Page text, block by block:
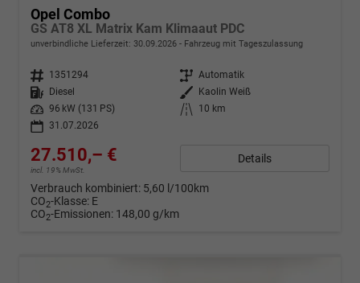
Opel Combo
GS AT8 XL Matrix Kam Klimaaut PDC
unverbindliche Lieferzeit: 30.09.2026 Fahrzeug mit Tageszulassung
Fahrzeugnr. 1351294 Getriebe Automatik
Kraftstoff
Diesel Außenfarbe
Kaolin Weiß
Leistung
96 kW (131 PS) Kilometerstand
10 km
31.07.2026
27.510,– €
incl. 19% MwSt.
Details
Verbrauch kombiniert: 5,60 l/100km
CO2-Klasse: E
CO2-Emissionen: 148,00 g/km